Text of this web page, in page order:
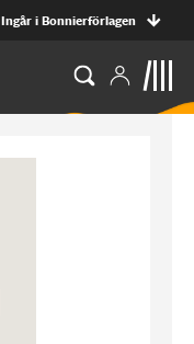
Ingår i Bonnierförlagen